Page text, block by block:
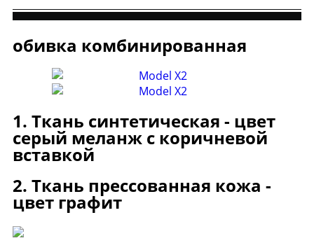
обивка комбинированная
1. Ткань синтетическая - цвет
серый меланж с коричневой
вставкой
2. Ткань прессованная кожа -
цвет графит